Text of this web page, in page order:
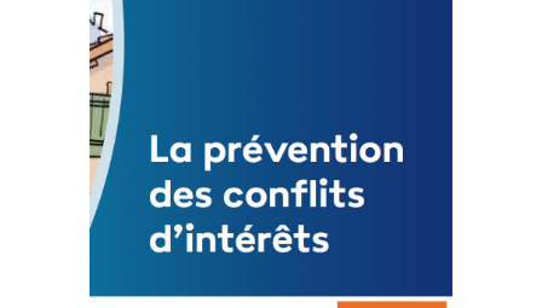
Mise à jour avril 2024
FEUILLETER